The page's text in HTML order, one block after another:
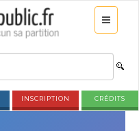
INSCRIPTION CRÉDITS